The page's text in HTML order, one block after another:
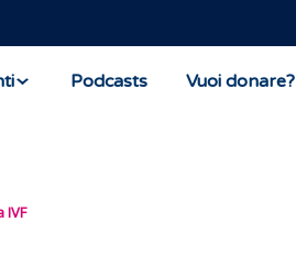
Podcasts Vuoi donare?
IVF